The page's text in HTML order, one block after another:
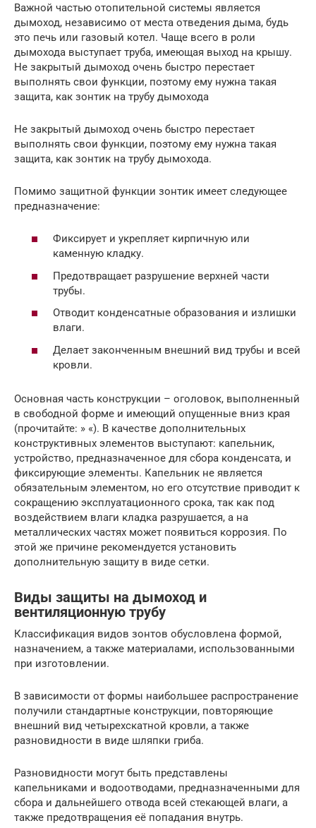
Важной частью отопительной системы является
дымоход, независимо от места отведения дыма, будь
это печь или газовый котел. Чаще всего в роли
дымохода выступает труба, имеющая выход на крышу.
Не закрытый дымоход очень быстро перестает
выполнять свои функции, поэтому ему нужна такая
защита, как зонтик на трубу дымохода
Не закрытый дымоход очень быстро перестает
выполнять свои функции, поэтому ему нужна такая
защита, как зонтик на трубу дымохода.
Помимо защитной функции зонтик имеет следующее
предназначение:
Фиксирует и укрепляет кирпичную или
каменную кладку.
Предотвращает разрушение верхней части
трубы.
Отводит конденсатные образования и излишки
влаги.
Делает законченным внешний вид трубы и всей
кровли.
Основная часть конструкции – оголовок, выполненный
в свободной форме и имеющий опущенные вниз края
(прочитайте: » «). В качестве дополнительных
конструктивных элементов выступают: капельник,
устройство, предназначенное для сбора конденсата, и
фиксирующие элементы. Капельник не является
обязательным элементом, но его отсутствие приводит к
сокращению эксплуатационного срока, так как под
воздействием влаги кладка разрушается, а на
металлических частях может появиться коррозия. По
этой же причине рекомендуется установить
дополнительную защиту в виде сетки.
Виды защиты на дымоход и
вентиляционную трубу
Классификация видов зонтов обусловлена формой,
назначением, а также материалами, использованными
при изготовлении.
В зависимости от формы наибольшее распространение
получили стандартные конструкции, повторяющие
внешний вид четырехскатной кровли, а также
разновидности в виде шляпки гриба.
Разновидности могут быть представлены
капельниками и водоотводами, предназначенными для
сбора и дальнейшего отвода всей стекающей влаги, а
также предотвращения её попадания внутрь.